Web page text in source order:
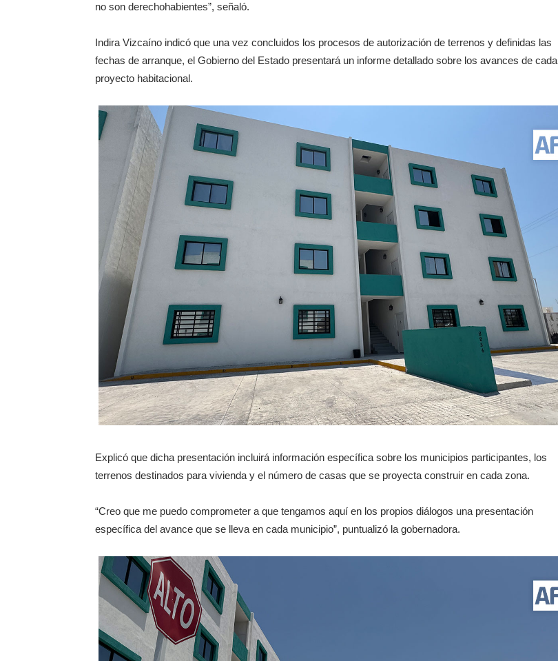
no son derechohabientes”, señaló.
Indira Vizcaíno indicó que una vez concluidos los procesos de autorización de terrenos y definidas las
fechas de arranque, el Gobierno del Estado presentará un informe detallado sobre los avances de cada
proyecto habitacional.
Explicó que dicha presentación incluirá información específica sobre los municipios participantes, los
terrenos destinados para vivienda y el número de casas que se proyecta construir en cada zona.
“Creo que me puedo comprometer a que tengamos aquí en los propios diálogos una presentación
específica del avance que se lleva en cada municipio”, puntualizó la gobernadora.